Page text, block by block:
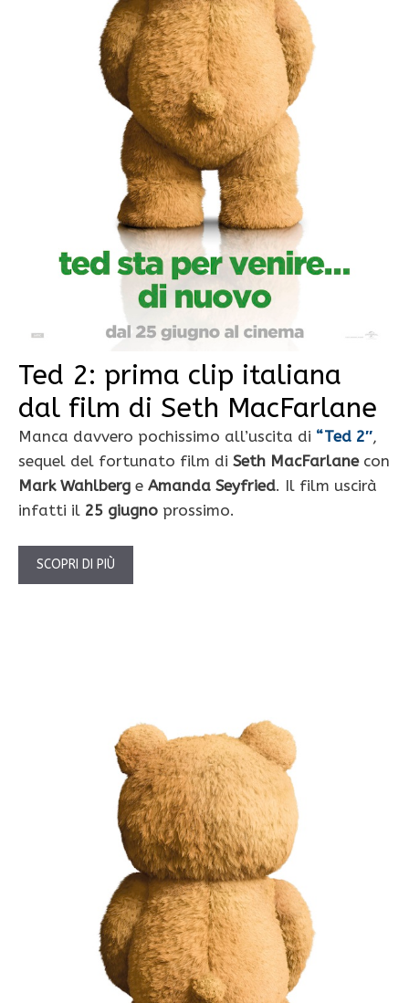
Ted 2: prima clip italiana
dal film di Seth MacFarlane
Manca davvero pochissimo all’uscita di “Ted 2″,
sequel del fortunato film di Seth MacFarlanecon
Mark Wahlberg e Amanda Seyfried. Il film uscirà
infatti il 25 giugno prossimo.
SCOPRI DI PIÙ